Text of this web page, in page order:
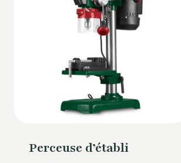
Perceuse d’établi